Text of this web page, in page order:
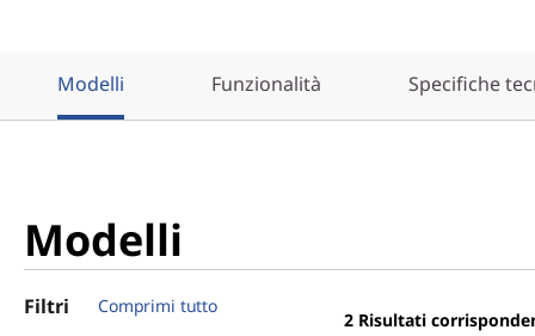
Modelli Funzionalità Specifiche
Modelli
Filtri Comprimi tutto
2 Risultati